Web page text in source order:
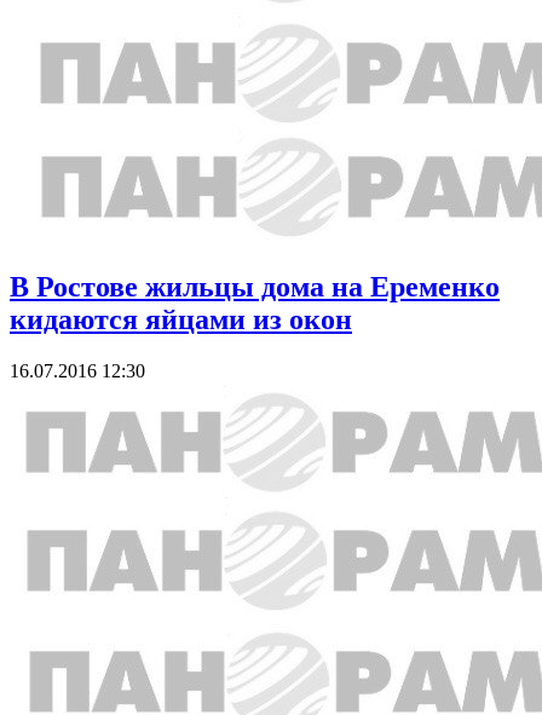
В Ростове жильцы дома на Еременко
кидаются яйцами из окон
16.07.2016 12:30